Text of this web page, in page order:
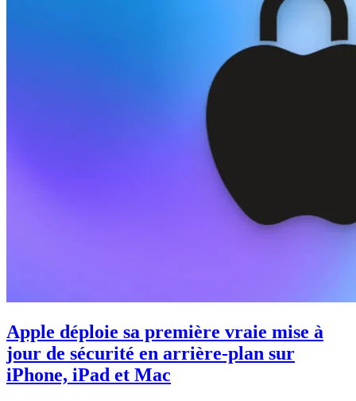
Apple déploie sa première vraie mise à
jour de sécurité en arrière-plan sur
iPhone, iPad et Mac